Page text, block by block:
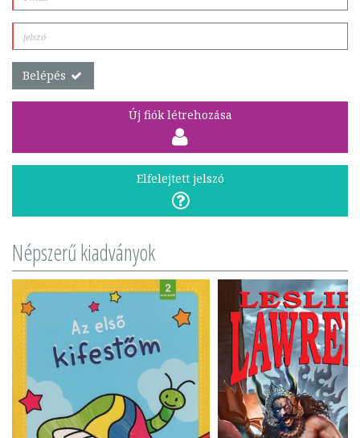
Belépés
Új fiók létrehozása
Elfelejtett jelszó
Népszerű kiadványok